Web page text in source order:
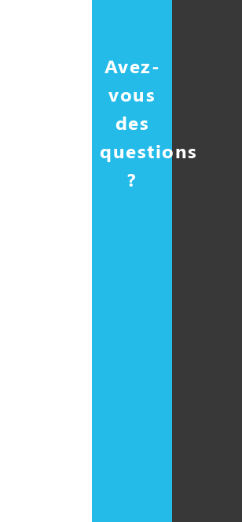
Avez-
vous
des
questions
?